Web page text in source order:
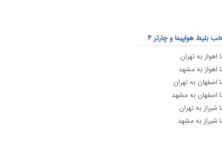
بلیط هواپیما و چارتر 4
اهواز به تهران
اهواز به مشهد
اصفهان به تهران
اصفهان به مشهد
شیراز به تهران
شیراز به مشهد